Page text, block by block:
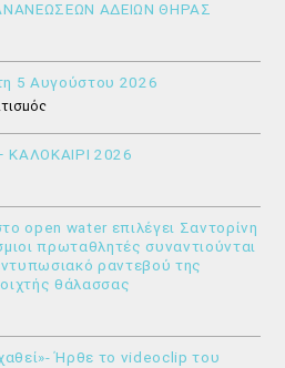
ΑΔΕΙΩΝ ΘΗΡΑΣ
5 Αυγούστου 2026
2026
open water επιλέγει Σαντορίνη
πρωταθλητές συναντιούνται
ραντεβού της
θάλασσας
Ήρθε το videoclip του